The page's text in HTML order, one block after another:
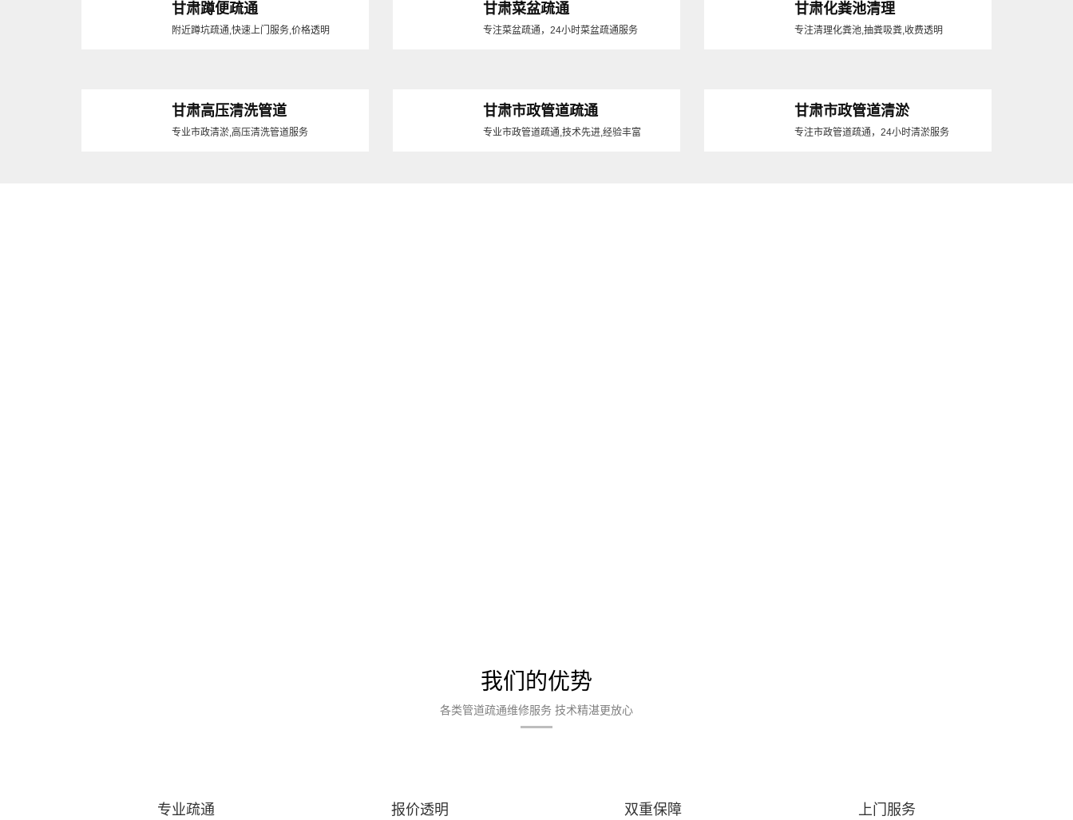
甘肃蹲便疏通
附近蹲坑疏通,快速上门服务,价格透明
甘肃菜盆疏通
专注菜盆疏通，24小时菜盆疏通服务
甘肃化粪池清理
专注清理化粪池,抽粪吸粪,收费透明
甘肃高压清洗管道
专业市政清淤,高压清洗管道服务
甘肃市政管道疏通
专业市政管道疏通,技术先进,经验丰富
甘肃市政管道清淤
专注市政管道疏通，24小时清淤服务
我们的优势
各类管道疏通维修服务 技术精湛更放心
专业疏通 报价透明 双重保障 上门服务